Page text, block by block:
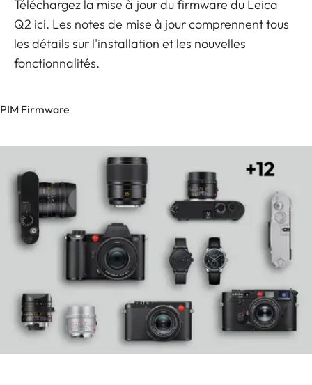
Téléchargez la mise à jour du firmware du Leica
Q2 ici. Les notes de mise à jour comprennent tous
les détails sur l'installation et les nouvelles
fonctionnalités.
PIM Firmware